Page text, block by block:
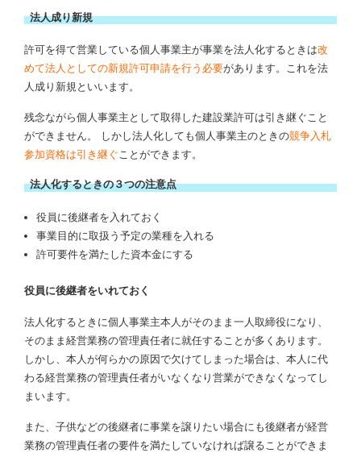
法人成り新規
許可を得て営業している個人事業主が事業を法人化するときは改
めて法人としての新規許可申請を行う必要があります。これを法
人成り新規といいます。
残念ながら個人事業主として取得した建設業許可は引き継ぐこと
ができません。 しかし法人化しても個人事業主のときの競争入札
参加資格は引き継ぐことができます。
法人化するときの３つの注意点
役員に後継者を入れておく
事業目的に取扱う予定の業種を入れる
許可要件を満たした資本金にする
役員に後継者をいれておく
法人化するときに個人事業主本人がそのまま一人取締役になり、
そのまま経営業務の管理責任者に就任することが多くあります。
しかし、本人が何らかの原因で欠けてしまった場合は、本人に代
わる経営業務の管理責任者がいなくなり営業ができなくなってし
まいます。
また、子供などの後継者に事業を譲りたい場合にも後継者が経営
業務の管理責任者の要件を満たしていなければ譲ることができま